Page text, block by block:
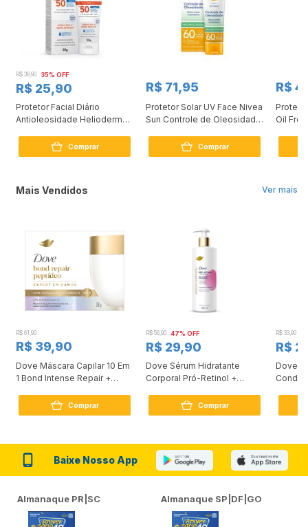
R$ 39,90 35% OFF
R$ 25,90
Protetor Facial Diário
Antioleosidade Helioderm
Comprar
R$ 71,95
Protetor Solar UV Face Nivea
Sun Controle de Oleosidade
Comprar
R$
Oil
Ver mais
Mais Vendidos
R$ 61,90
R$ 39,90
Dove Máscara Capilar 10 Em
1 Bond Intense Repair +
Comprar
R$ 56,90 47% OFF
R$ 29,90
Dove Sérum Hidratante
Corporal Pró-Retinol +
Comprar
R$ 33,90
R$
Dove
Baixe Nosso App
Almanaque PR|SC Almanaque SP|DF|GO